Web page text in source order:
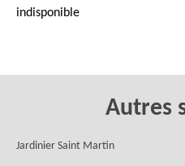
indisponible
Autres
Jardinier Saint Martin